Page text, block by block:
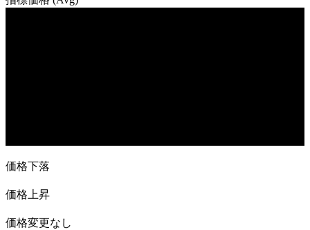
価格下落
価格上昇
価格変更なし